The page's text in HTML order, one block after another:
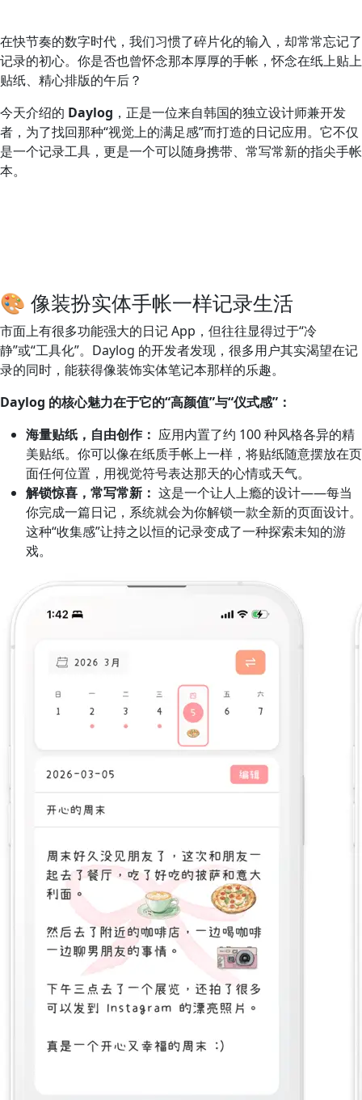
在快节奏的数字时代，我们习惯了碎片化的输入，却常常忘记了
记录的初心。你是否也曾怀念那本厚厚的手帐，怀念在纸上贴上
贴纸、精心排版的午后？
今天介绍的 Daylog ，正是一位来自韩国的独立设计师兼开发
者，为了找回那种“视觉上的满足感”而打造的日记应用。它不仅
是一个记录工具，更是一个可以随身携带、常写常新的指尖手帐
本。
🎨 像装扮实体手帐一样记录生活
市面上有很多功能强大的日记 App，但往往显得过于“冷
静”或“工具化”。Daylog 的开发者发现，很多用户其实渴望在记
录的同时，能获得像装饰实体笔记本那样的乐趣。
Daylog 的核心魅力在于它的“高颜值”与“仪式感”：
海量贴纸，自由创作： 应用内置了约 100 种风格各异的精
美贴纸。你可以像在纸质手帐上一样，将贴纸随意摆放在页
面任何位置，用视觉符号表达那天的心情或天气。
解锁惊喜，常写常新： 这是一个让人上瘾的设计——每当
你完成一篇日记，系统就会为你解锁一款全新的页面设计。
这种“收集感”让持之以恒的记录变成了一种探索未知的游
戏。